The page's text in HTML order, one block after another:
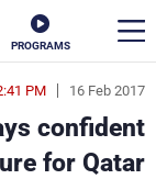
PROGRAMS
16 Feb 2017
PM
confident
for Qatar
en
الأخبار